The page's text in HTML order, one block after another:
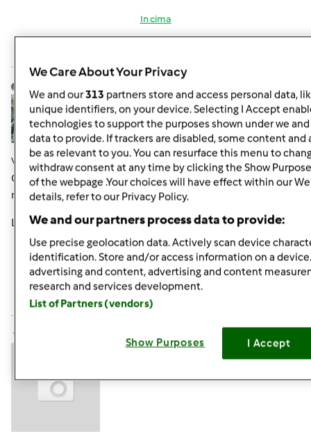
In cima
Ven, 07/15/2011 - 07:15
Grazie Cinzia!!!!!!!!!!! Il tuo giudizio è molto importante per
me.
Lele
In cima
Accedio registrati
tartina67 (non verificato)
We Care About Your Privacy
We and our313 partners store and access personal data,
unique identifiers, on your device. Selecting I Accept
technologies to support the purposes shown under we
data to provide. If trackers are disabled, some content and
be as relevant to you. You can resurface this menu to
withdraw consent at any time by clicking the Show
of the webpage .Your choices will have effect within our
details, refer to our Privacy Policy.
We and our partners process data to provide:
Use precise geolocation data. Actively scan device
identification. Store and/or access information on a
advertising and content, advertising and content
research and services development.
List of Partners (vendors)
Show Purposes I Accept